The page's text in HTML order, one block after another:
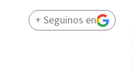
+ Seguinos en